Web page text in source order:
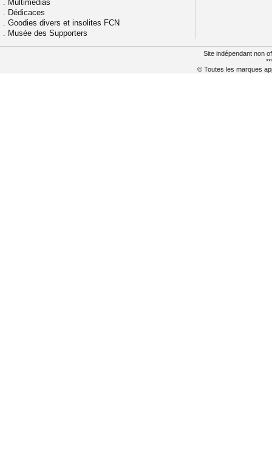
. Multimédias
. Dédicaces
. Goodies divers et insolites FCN
. Musée des Supporters
Site indépendant non
© Toutes les marques